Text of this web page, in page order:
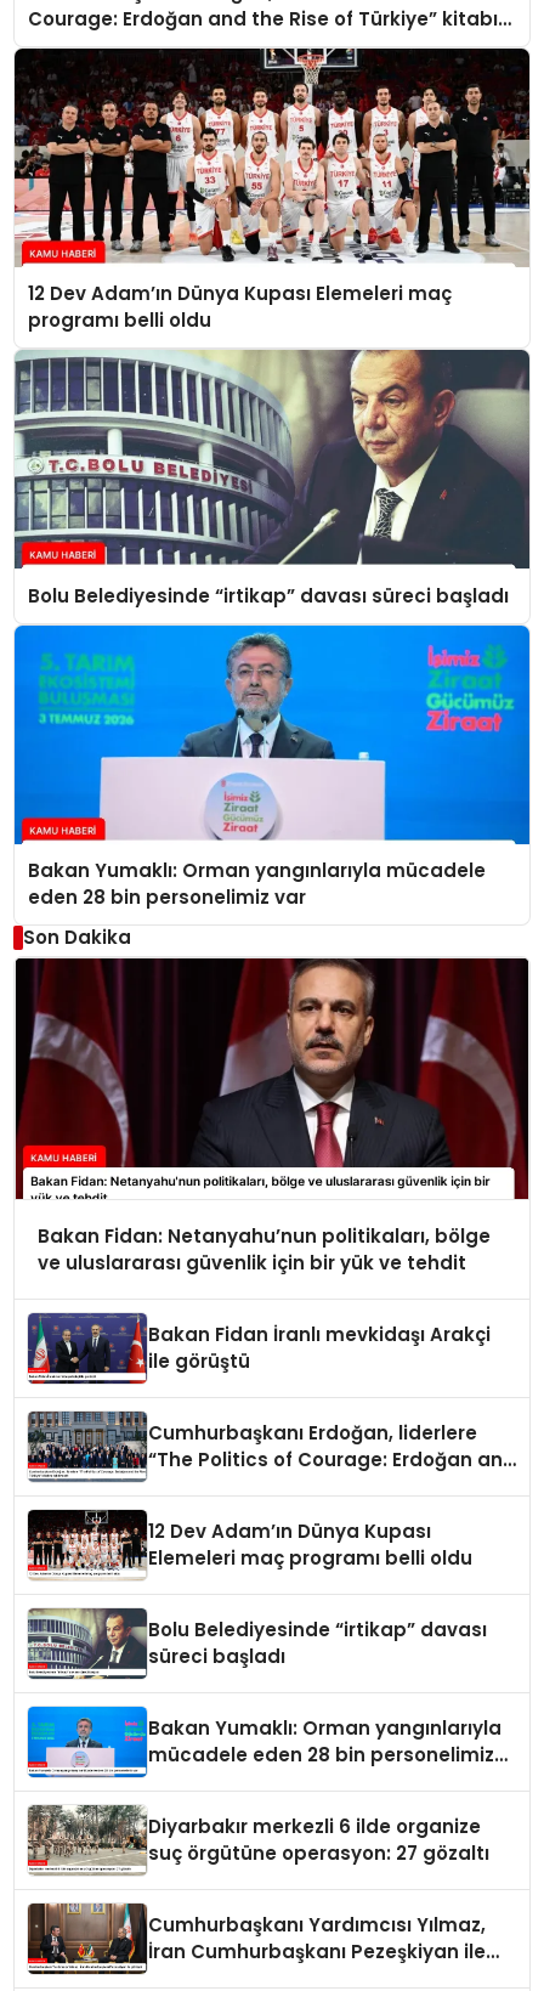
Courage: Erdoğan and the Rise of Türkiye” kitabını
takdim etti
12 Dev Adam’ın Dünya Kupası Elemeleri maç
programı belli oldu
Bolu Belediyesinde “irtikap” davası süreci başladı
Bakan Yumaklı: Orman yangınlarıyla mücadele
eden 28 bin personelimiz var
Son Dakika
Bakan Fidan: Netanyahu’nun politikaları, bölge
ve uluslararası güvenlik için bir yük ve tehdit
Bakan Fidan İranlı mevkidaşı Arakçi
ile görüştü
Cumhurbaşkanı Erdoğan, liderlere
“The Politics of Courage: Erdoğan and
12 Dev Adam’ın Dünya Kupası
Elemeleri maç programı belli oldu
Bolu Belediyesinde “irtikap” davası
süreci başladı
Bakan Yumaklı: Orman yangınlarıyla
mücadele eden 28 bin personelimiz
Diyarbakır merkezli 6 ilde organize
suç örgütüne operasyon: 27 gözaltı
Cumhurbaşkanı Yardımcısı Yılmaz,
İran Cumhurbaşkanı Pezeşkiyan ile